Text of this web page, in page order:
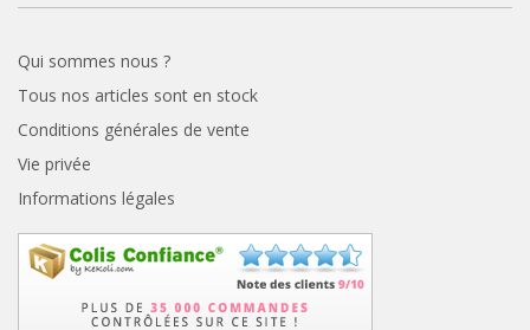
Qui sommes nous ?
Tous nos articles sont en stock
Conditions générales de vente
Vie privée
Informations légales